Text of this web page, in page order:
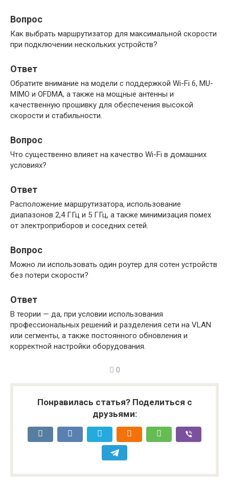
Вопрос
Как выбрать маршрутизатор для максимальной скорости
при подключении нескольких устройств?
Ответ
Обратите внимание на модели с поддержкой Wi-Fi 6, MU-
MIMO и OFDMA, а также на мощные антенны и
качественную прошивку для обеспечения высокой
скорости и стабильности.
Вопрос
Что существенно влияет на качество Wi-Fi в домашних
условиях?
Ответ
Расположение маршрутизатора, использование
диапазонов 2,4 ГГц и 5 ГГц, а также минимизация помех
от электроприборов и соседних сетей.
Вопрос
Можно ли использовать один роутер для сотен устройств
без потери скорости?
Ответ
В теории — да, при условии использования
профессиональных решений и разделения сети на VLAN
или сегменты, а также постоянного обновления и
корректной настройки оборудования.
0
Понравилась статья? Поделиться с
друзьями: